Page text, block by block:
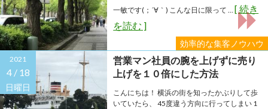
効率的な集客ノウハウ
一敏です(；´∀｀) こんな日に限って ... [ 続き
を読む ]
2021
4 / 18
日曜日
営業マン社員の腕を上げずに売り
上げを１０倍にした方法
こんにちは！ 横浜の街を知ったかぶりして歩
いていたら、 45度違う方向に行ってしまい 1